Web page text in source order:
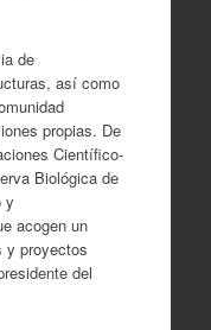
de
así como
propias. De
Científico-
Biológica de
y
acogen un
y proyectos
del